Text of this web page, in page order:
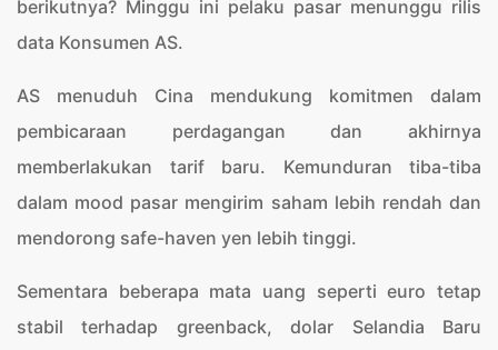
berikutnya? Minggu ini pelaku pasar menunggu rilis
data Konsumen AS.
AS menuduh Cina mendukung komitmen dalam
pembicaraan perdagangan dan akhirnya
memberlakukan tarif baru. Kemunduran tiba-tiba
dalam mood pasar mengirim saham lebih rendah dan
mendorong safe-haven yen lebih tinggi.
Sementara beberapa mata uang seperti euro tetap
stabil terhadap greenback, dolar Selandia Baru